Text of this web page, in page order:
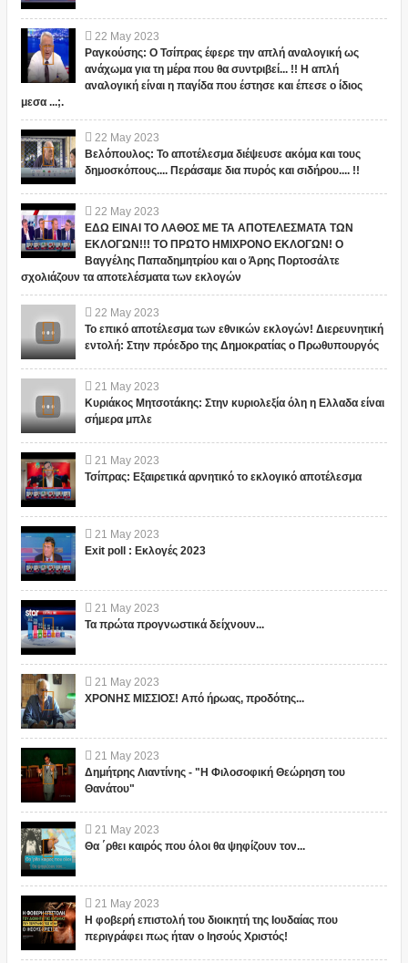
22 May 2023
Ραγκούσης: Ο Τσίπρας έφερε την απλή αναλογική ως
ανάχωμα για τη μέρα που θα συντριβεί... !! Η απλή
αναλογική είναι η παγίδα που έστησε και έπεσε ο ίδιος
μεσα ...;.
22 May 2023
Βελόπουλος: Το αποτέλεσμα διέψευσε ακόμα και τους
δημοσκόπους.... Περάσαμε δια πυρός και σιδήρου.... !!
22 May 2023
ΕΔΩ ΕΙΝΑΙ ΤΟ ΛΑΘΟΣ ΜΕ ΤΑ ΑΠΟΤΕΛΕΣΜΑΤΑ ΤΩΝ
ΕΚΛΟΓΩΝ!!! ΤΟ ΠΡΩΤΟ ΗΜΙΧΡΟΝΟ ΕΚΛΟΓΩΝ! Ο
Βαγγέλης Παπαδημητρίου και ο Άρης Πορτοσάλτε
σχολιάζουν τα αποτελέσματα των εκλογών
22 May 2023
Το επικό αποτέλεσμα των εθνικών εκλογών! Διερευνητική
εντολή: Στην πρόεδρο της Δημοκρατίας ο Πρωθυπουργός
21 May 2023
Κυριάκος Μητσοτάκης: Στην κυριολεξία όλη η Ελλαδα είναι
σήμερα μπλε
21 May 2023
Τσίπρας: Εξαιρετικά αρνητικό το εκλογικό αποτέλεσμα
21 May 2023
Exit poll : Εκλογές 2023
21 May 2023
Τα πρώτα προγνωστικά δείχνουν...
21 May 2023
ΧΡΟΝΗΣ ΜΙΣΣΙΟΣ! Από ήρωας, προδότης...
21 May 2023
Δημήτρης Λιαντίνης - "Η Φιλοσοφική Θεώρηση του
Θανάτου"
21 May 2023
Θα ΄ρθει καιρός που όλοι θα ψηφίζουν τον...
21 May 2023
Η φοβερή επιστολή του διοικητή της Ιουδαίας που
περιγράφει πως ήταν ο Ιησούς Χριστός!